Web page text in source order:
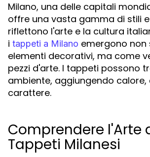
Milano, una delle capitali
offre una vasta gamma di stili
riflettono l'arte e la cultura
i tappeti a Milano emergono
elementi decorativi, ma come
pezzi d'arte. I tappeti possono
ambiente, aggiungendo calore,
carattere.
Comprendere l'Arte
Tappeti Milanesi